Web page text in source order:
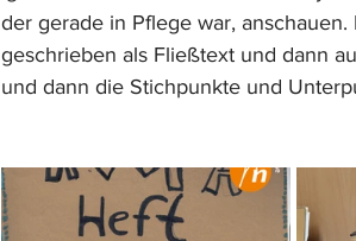
der gerade in Pflege war,
geschrieben als Fließtext und dann
und dann die Stichpunkte und